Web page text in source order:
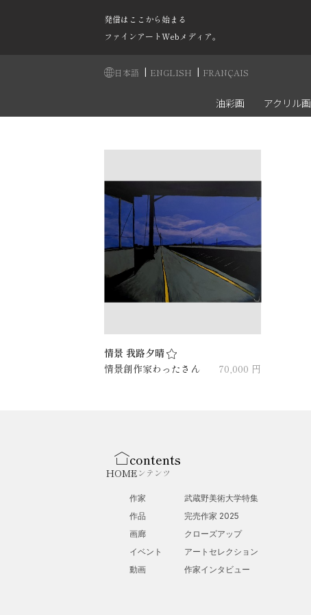
発信はここから始まる
ファインアートWebメディア。
日本語 | ENGLISH | FRANÇAIS
油彩画 アクリル画
情景 我路夕晴
情景創作家わったさん
70,000 円
HOME
contents
コンテンツ
作家
作品
画廊
イベント
動画
武蔵野美術大学特集
完売作家 2025
クローズアップ
アートセレクション
作家インタビュー